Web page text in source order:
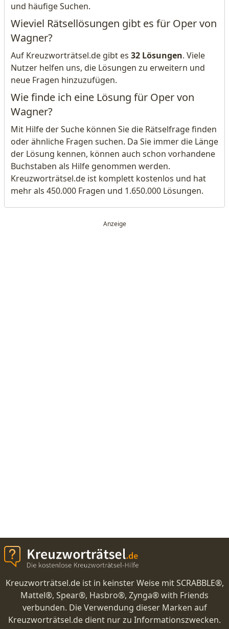
und häufige Suchen.
Wieviel Rätsellösungen gibt es für Oper von
Wagner?
Auf Kreuzworträtsel.de gibt es 32 Lösungen. Viele
Nutzer helfen uns, die Lösungen zu erweitern und
neue Fragen hinzuzufügen.
Wie finde ich eine Lösung für Oper von
Wagner?
Mit Hilfe der Suche können Sie die Rätselfrage finden
oder ähnliche Fragen suchen. Da Sie immer die Länge
der Lösung kennen, können auch schon vorhandene
Buchstaben als Hilfe genommen werden.
Kreuzworträtsel.de ist komplett kostenlos und hat
mehr als 450.000 Fragen und 1.650.000 Lösungen.
Kreuzworträtsel.de ist in keinster Weise mit SCRABBLE®,
Mattel®, Spear®, Hasbro®, Zynga® with Friends
verbunden. Die Verwendung dieser Marken auf
Kreuzworträtsel.de dient nur zu Informationszwecken.